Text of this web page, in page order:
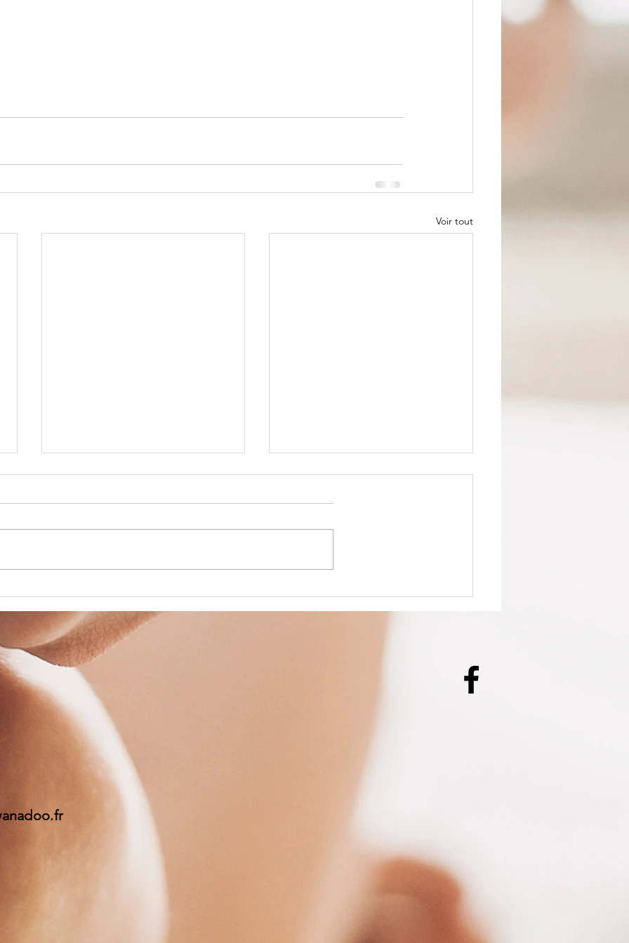
Voir tout
CHEVAL
vacances de